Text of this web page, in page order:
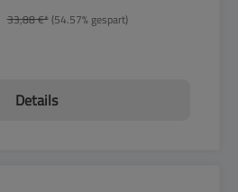
33,88 €*(54.57% gespart)
Details